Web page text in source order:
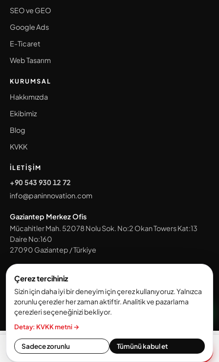
SEO ve GEO
Google Ads
E-Ticaret
Web Tasarım
KURUMSAL
Hakkımızda
Ekibimiz
Blog
KVKK
İLETIŞIM
+90 543 930 12 72
info@paninnovation.com
Gaziantep Merkez Ofis
Mücahitler Mah. 52078 Nolu Sok. No:2 Okan Towers Kat:13
Daire No:160
27090 Gaziantep /Türkiye
Tüm ofislerimizi gör →
© 2026 Pan Innovation House. Tüm hakları saklıdır.
KVKK ve Aydınlatma Metni ·Çerez Politikası
Ücretsiz keşif görüşmesi →
Çerez tercihiniz
Sizin için daha iyi bir deneyim için çerez kullanıyoruz. Yalnızca
zorunlu çerezler her zaman aktiftir. Analitik ve pazarlama
çerezleri seçeneğinizi bekliyor.
Detay: KVKK metni →
Sadece zorunlu Tümünü kabul et